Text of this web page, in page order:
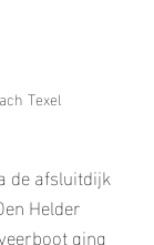
Texel
de afsluitdijk
Helder
ging